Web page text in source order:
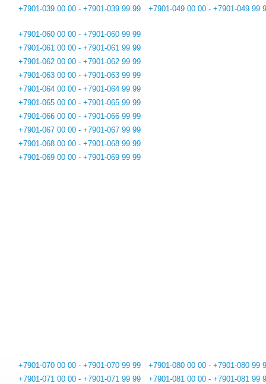
+7901-039 00 00 - +7901-039 99 99
+7901-049 00 00 - +7901-049 99
+7901-060 00 00 - +7901-060 99 99
+7901-061 00 00 - +7901-061 99 99
+7901-062 00 00 - +7901-062 99 99
+7901-063 00 00 - +7901-063 99 99
+7901-064 00 00 - +7901-064 99 99
+7901-065 00 00 - +7901-065 99 99
+7901-066 00 00 - +7901-066 99 99
+7901-067 00 00 - +7901-067 99 99
+7901-068 00 00 - +7901-068 99 99
+7901-069 00 00 - +7901-069 99 99
+7901-070 00 00 - +7901-070 99 99
+7901-071 00 00 - +7901-071 99 99
+7901-080 00 00 - +7901-080 99
+7901-081 00 00 - +7901-081 99